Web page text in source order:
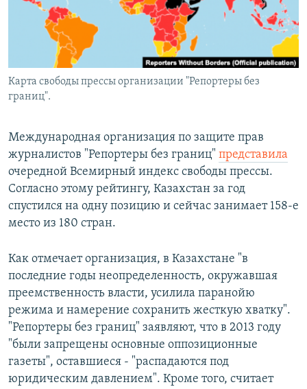
Карта свободы прессы организации "Репортеры без
границ".
Международная организация по защите прав
журналистов "Репортеры без границ" представила
очередной Всемирный индекс свободы прессы.
Согласно этому рейтингу, Казахстан за год
спустился на одну позицию и сейчас занимает 158-е
место из 180 стран.
Как отмечает организация, в Казахстане "в
последние годы неопределенность, окружавшая
преемственность власти, усилила паранойю
режима и намерение сохранить жесткую хватку".
"Репортеры без границ" заявляют, что в 2013 году
"были запрещены основные оппозиционные
газеты", оставшиеся - "распадаются под
юридическим давлением". Кроме того, считает